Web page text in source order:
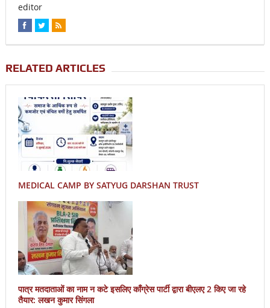
editor
RELATED ARTICLES
MEDICAL CAMP BY SATYUG DARSHAN TRUST
पात्र मतदाताओं का नाम न कटे इसलिए काँग्रेस पार्टी द्वारा बीएलए 2 किए जा रहे
तैयार: लखन कुमार सिंगला